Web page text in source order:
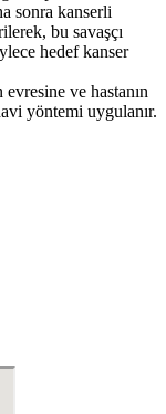
sonra kanserli
bu savaşçı
hedef kanser
ve hastanın
yöntemi uygulanır.